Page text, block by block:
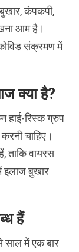
कंपकपी,
आम है।
संक्रमण में
क्या है?
हाई-रिस्क ग्रुप
चाहिए।
ताकि वायरस
बुखार
हैं
साल में एक बार